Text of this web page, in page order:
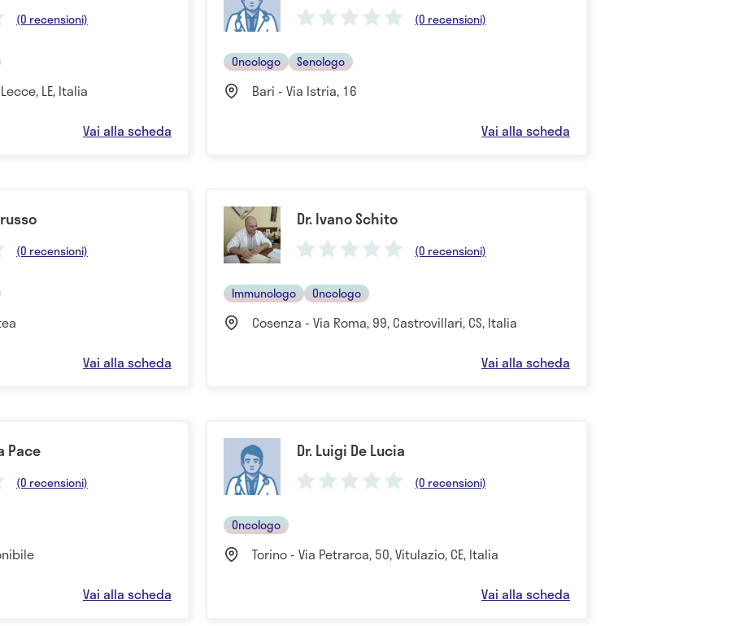
(0 recensioni)
LE, Italia
Vai alla scheda
(0 recensioni)
Oncologo Senologo
Bari - Via Istria, 16
Vai alla scheda
(0 recensioni)
Vai alla scheda
Dr. Ivano Schito
(0 recensioni)
Immunologo Oncologo
Cosenza - Via Roma, 99, Castrovillari, CS, Italia
Vai alla scheda
Pace
(0 recensioni)
Vai alla scheda
Dr. Luigi De Lucia
(0 recensioni)
Oncologo
Torino - Via Petrarca, 50, Vitulazio, CE, Italia
Vai alla scheda